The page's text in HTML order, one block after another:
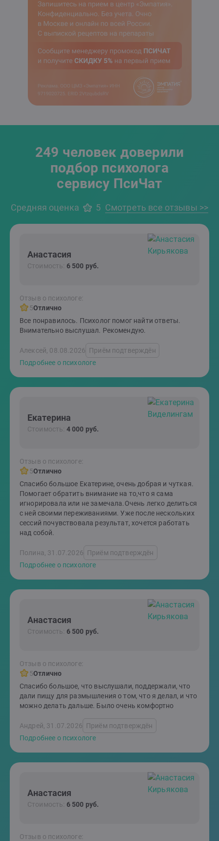
249 человек доверили
подбор психолога
сервису ПсиЧат
Средняя оценка 5 Смотреть все отзывы >>
Анастасия
Стоимость: 6 500 руб.
Отзыв о психологе:
5Отлично
Все понравилось. Психолог помог найти ответы.
Внимательно выслушал. Рекомендую.
Алексей, 08.08.2026 Приём подтверждён
Подробнее о психологе
Екатерина
Стоимость: 4 000 руб.
Отзыв о психологе:
5Отлично
Спасибо большое Екатерине, очень добрая и чуткая.
Помогает обратить внимание на то,что я сама
игнорировала или не замечала.Очень легко делиться
с ней своими переживаниями. Уже после нескольких
сессий почувствовала результат, хочется работать
над собой.
Полина, 31.07.2026 Приём подтверждён
Подробнее о психологе
Анастасия
Стоимость: 6 500 руб.
Отзыв о психологе:
5Отлично
Спасибо большое, что выслушали, поддержали, что
дали пищу для размышления о том, что я делал, и что
можно делать дальше. Было очень комфортно
Андрей, 31.07.2026 Приём подтверждён
Подробнее о психологе
Анастасия
Стоимость: 6 500 руб.
Отзыв о психологе: